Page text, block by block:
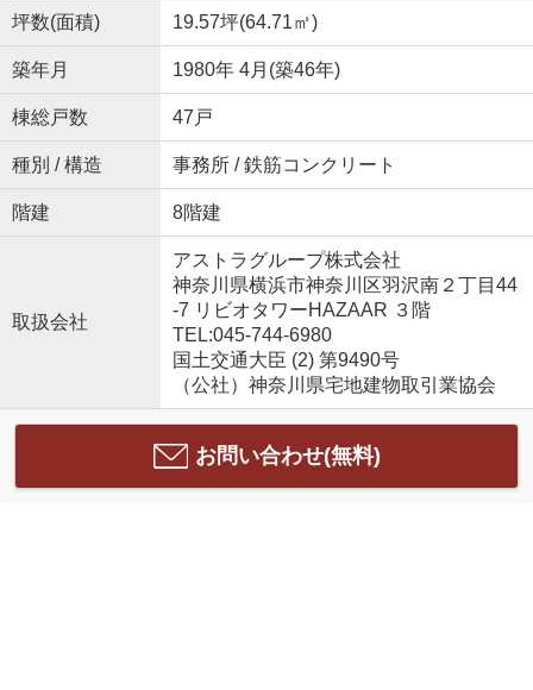
坪数(面積) 19.57坪(64.71㎡)
築年月 1980年 4月(築46年)
棟総戸数 47戸
種別 / 構造 事務所 / 鉄筋コンクリート
階建 8階建
取扱会社
アストラグループ株式会社
神奈川県横浜市神奈川区羽沢南２丁目44
-7 リビオタワーHAZAAR ３階
TEL:045-744-6980
国土交通大臣 (2) 第9490号
（公社）神奈川県宅地建物取引業協会
お問い合わせ(無料)